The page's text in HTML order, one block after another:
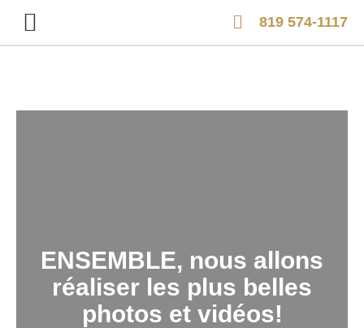
819 574-1117
ENSEMBLE, nous allons
réaliser les plus belles
photos et vidéos!